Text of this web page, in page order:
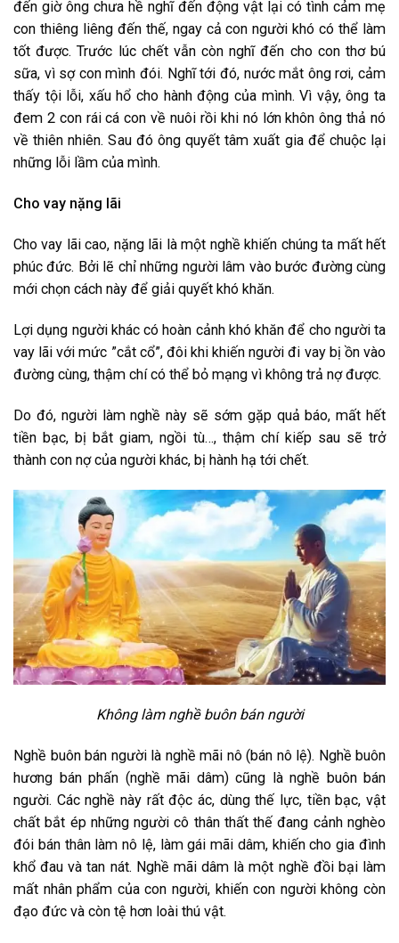
đến giờ ông chưa hề nghĩ đến động vật lại có tình cảm mẹ
con thiêng liêng đến thế, ngay cả con người khó có thể làm
tốt được. Trước lúc chết vẫn còn nghĩ đến cho con thơ bú
sữa, vì sợ con mình đói. Nghĩ tới đó, nước mắt ông rơi, cảm
thấy tội lỗi, xấu hổ cho hành động của mình. Vì vậy, ông ta
đem 2 con rái cá con về nuôi rồi khi nó lớn khôn ông thả nó
về thiên nhiên. Sau đó ông quyết tâm xuất gia để chuộc lại
những lỗi lầm của mình.
Cho vay nặng lãi
Cho vay lãi cao, nặng lãi là một nghề khiến chúng ta mất hết
phúc đức. Bởi lẽ chỉ những người lâm vào bước đường cùng
mới chọn cách này để giải quyết khó khăn.
Lợi dụng người khác có hoàn cảnh khó khăn để cho người ta
vay lãi với mức ”cắt cổ”, đôi khi khiến người đi vay bị ồn vào
đường cùng, thậm chí có thể bỏ mạng vì không trả nợ được.
Do đó, người làm nghề này sẽ sớm gặp quả báo, mất hết
tiền bạc, bị bắt giam, ngồi tù…, thậm chí kiếp sau sẽ trở
thành con nợ của người khác, bị hành hạ tới chết.
Không làm nghề buôn bán người
Nghề buôn bán người là nghề mãi nô (bán nô lệ). Nghề buôn
hương bán phấn (nghề mãi dâm) cũng là nghề buôn bán
người. Các nghề này rất độc ác, dùng thế lực, tiền bạc, vật
chất bắt ép những người cô thân thất thế đang cảnh nghèo
đói bán thân làm nô lệ, làm gái mãi dâm, khiến cho gia đình
khổ đau và tan nát. Nghề mãi dâm là một nghề đồi bại làm
mất nhân phẩm của con người, khiến con người không còn
đạo đức và còn tệ hơn loài thú vật.